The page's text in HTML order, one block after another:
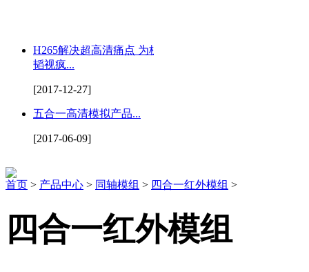
H265解决超高清痛点 为杭州
韬视疯...
[2017-12-27]
五合一高清模拟产品...
[2017-06-09]
首页 > 产品中心 > 同轴模组 > 四合一红外模组 >
四合一红外模组